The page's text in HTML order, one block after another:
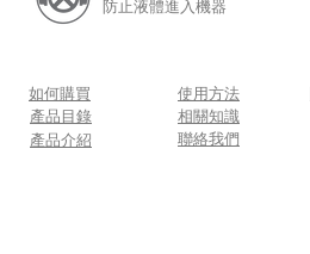
防止液體進入機器
如何購買
​產品目錄
產品介紹
使用方法
​相關知識
​聯絡我們